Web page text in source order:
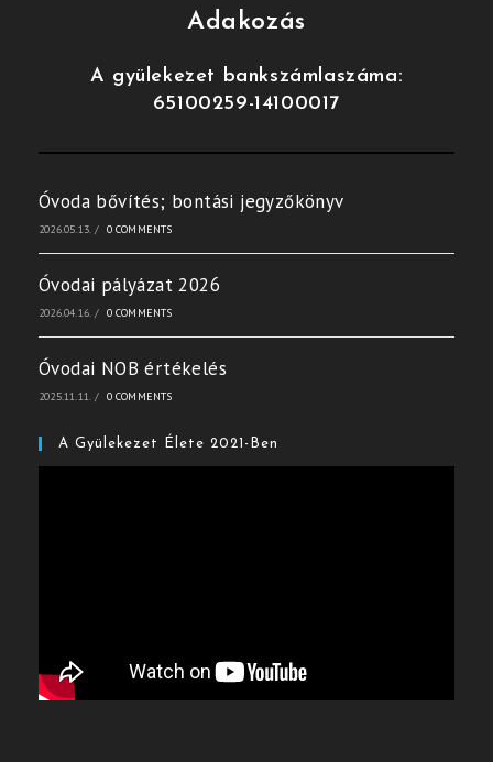
Adakozás
A gyülekezet bankszámlaszáma:
65100259-14100017
Óvoda bővítés; bontási jegyzőkönyv
2026.05.13. / 0 COMMENTS
Óvodai pályázat 2026
2026.04.16. / 0 COMMENTS
Óvodai NOB értékelés
2025.11.11. / 0 COMMENTS
A Gyülekezet Élete 2021-Ben